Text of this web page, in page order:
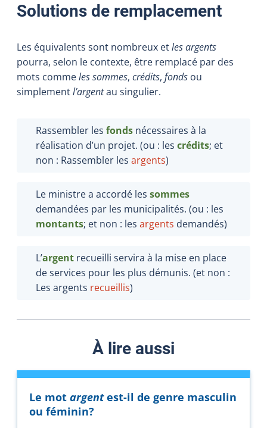
Solutions de remplacement
Les équivalents sont nombreux etlesargents
pourra, selon le contexte, être remplacé par des
mots commeles sommes, crédits, fonds ou
simplementl’argentau singulier.
Rassembler les fonds nécessaires à la
réalisation d’un projet. (ou : les crédits; et
non : Rassembler les argents)
Le ministre a accordé les sommes
demandées par les municipalités. (ou : les
montants; et non : les argents demandés)
L’argent recueilli servira à la mise en place
de services pour les plus démunis. (et non :
Les argents recueillis)
À lire aussi
Le mot argentest-il de genre masculin
ou féminin?